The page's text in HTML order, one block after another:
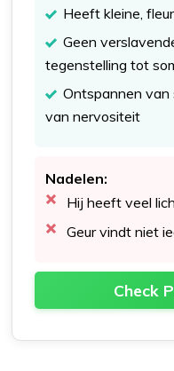
Heeft kleine,
Geen
tegenstelling tot
Ontspannen van
van nervositeit
Nadelen:
Hij heeft veel
Geur vindt niet
Check